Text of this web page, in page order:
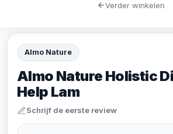
Almo Nature
Almo Nature Holistic
Help Lam
Schrijf de eerste review
Verder winkelen